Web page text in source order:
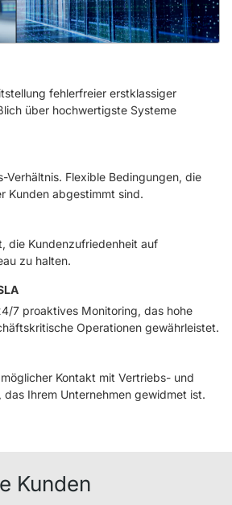
fehlerfreier erstklassiger
über hochwertigste Systeme
Verhältnis. Flexible Bedingungen, die
Kunden abgestimmt sind.
die Kundenzufriedenheit auf
zu halten.
7 proaktives Monitoring, das hohe
Operationen gewährleistet.
Kontakt mit Vertriebs- und
das Ihrem Unternehmen gewidmet ist.
Kunden